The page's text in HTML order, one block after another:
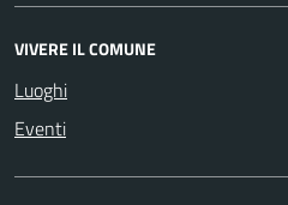
VIVERE IL COMUNE
Luoghi
Eventi